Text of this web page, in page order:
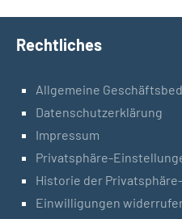
Rechtliches
Allgemeine
Datenschutzerklärung
Impressum
Privatsphäre-
Historie der
Einwilligungen